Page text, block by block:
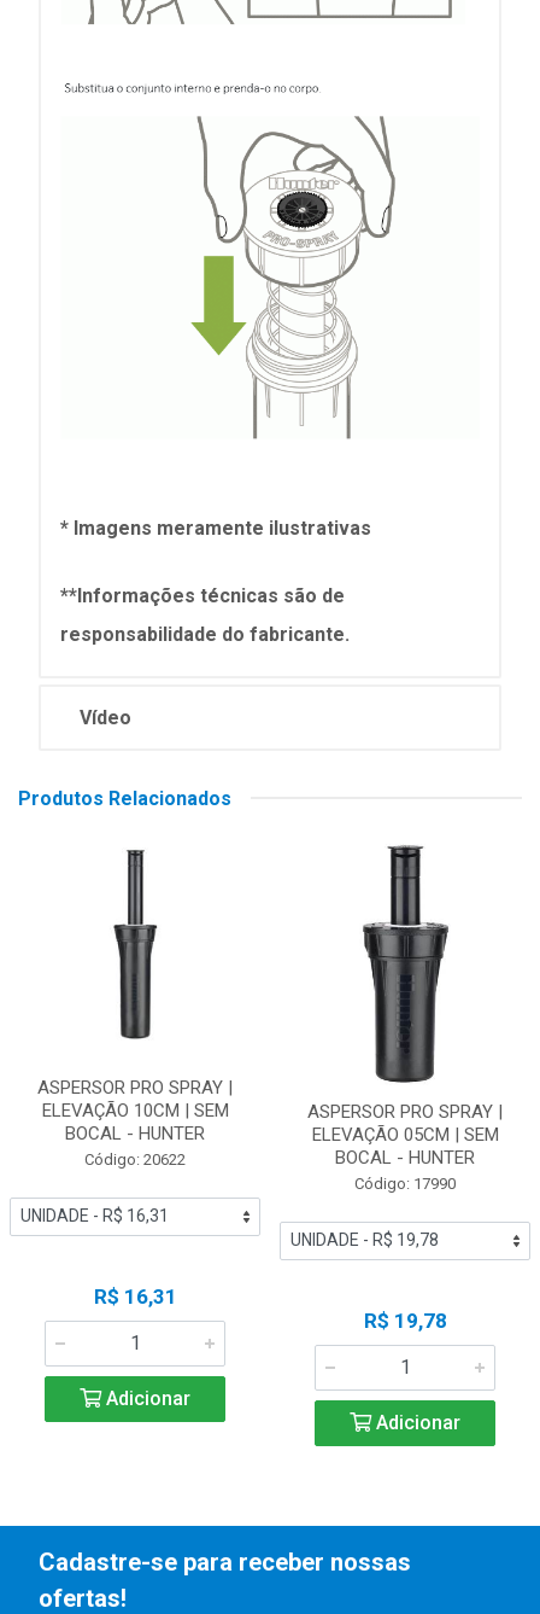
* Imagens meramente ilustrativas
**Informações técnicas são de
responsabilidade do fabricante.
Vídeo
Produtos Relacionados
ASPERSOR PRO SPRAY |
ELEVAÇÃO 10CM | SEM
BOCAL - HUNTER
Código: 20622
R$ 16,31
Adicionar
ASPERSOR PRO SPRAY |
ELEVAÇÃO 05CM | SEM
BOCAL - HUNTER
Código: 17990
R$ 19,78
Adicionar
Cadastre-se para receber nossas
ofertas!